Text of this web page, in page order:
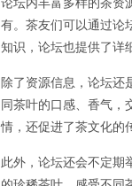
有。茶友们可以通过论
知识，论坛也提供了详
除了资源信息，论坛还
同茶叶的口感、香气，
情，还促进了茶文化的
此外，论坛还会不定期